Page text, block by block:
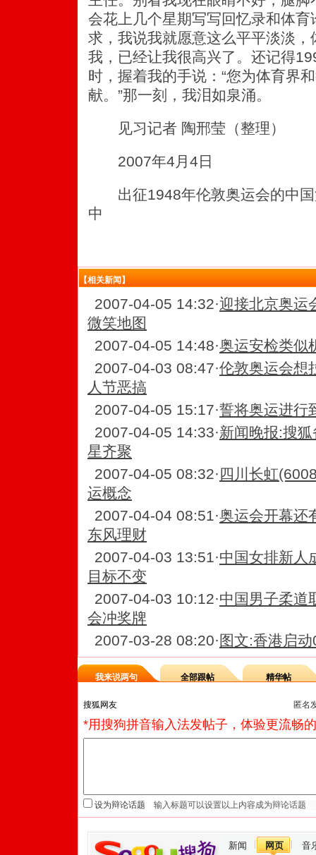
会花上几个星期写写回忆录和体
求，我说我就愿意这么平平淡淡
我，已经让我很高兴了。还记得
时，握着我的手说：“您为体育界
献。”那一刻，我泪如泉涌。
见习记者 陶邢莹（整理）
2007年4月4日
出征1948年伦敦奥运会的中国
中
【相关新闻】
2007-04-05 14:32·迎接北京奥运
微笑地图
2007-04-05 14:48·奥运安检类似
2007-04-03 08:47·伦敦奥运会想
人节恶搞
2007-04-05 15:17·誓将奥运进行
2007-04-05 14:33·新闻晚报:搜
星齐聚
2007-04-05 08:32·四川长虹
运概念
2007-04-04 08:51·奥运会开幕还
东风理财
2007-04-03 13:51·中国女排新人
目标不变
2007-04-03 10:12·中国男子柔道
会冲奖牌
2007-03-28 08:20· 图文:香港启
我来说两句 全部跟帖 精华帖
匿名
*用搜狗拼音输入法发帖子，体验更流畅
设为辩论话题
新闻 网页 音